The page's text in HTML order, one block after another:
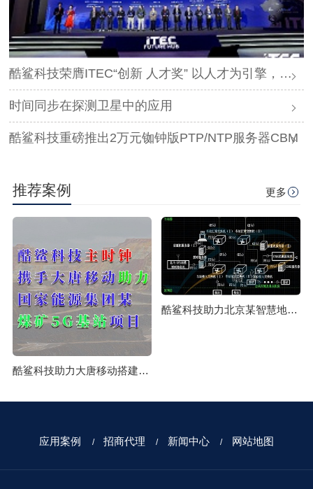
酷鲨科技荣膺ITEC“创新 人才奖” 以人才为引擎，时空为基石，驱动智能未来
时间同步在探测卫星中的应用
酷鲨科技重磅推出2万元铷钟版PTP/NTP服务器CBM
推荐案例 更多
酷鲨科技助力大唐移动搭建国家能源集团某煤矿5G基站项目
酷鲨科技助力北京某智慧地铁时空体系授时系统构建成功
应用案例 招商代理 新闻中心 网站地图